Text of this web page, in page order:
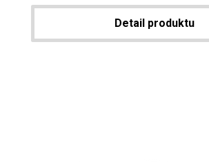
Detail produktu